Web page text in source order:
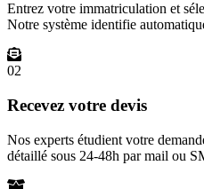
Entrez votre immatriculation et
Notre système identifie
02
Recevez votre devis
Nos experts étudient votre
détaillé sous 24-48h par mail ou